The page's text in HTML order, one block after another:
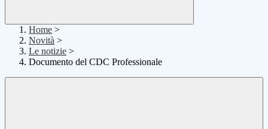
Home >
Novità >
Le notizie >
Documento del CDC Professionale